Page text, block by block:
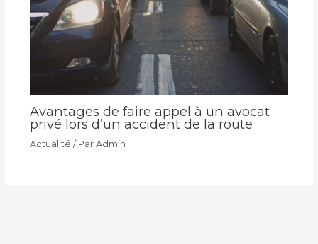
Avantages de faire appel à un avocat
privé lors d’un accident de la route
Actualité / Par Admin